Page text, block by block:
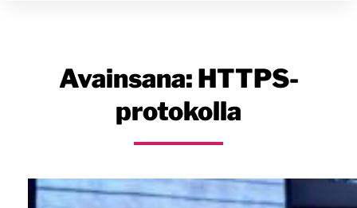
Avainsana: HTTPS-
protokolla